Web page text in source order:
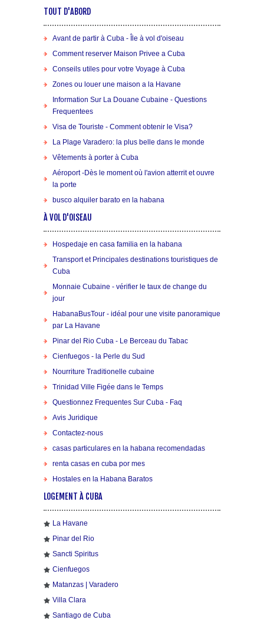
TOUT D'ABORD
Avant de partir à Cuba - Île à vol d'oiseau
Comment reserver Maison Privee a Cuba
Conseils utiles pour votre Voyage à Cuba
Zones ou louer une maison a la Havane
Information Sur La Douane Cubaine - Questions
Frequentees
Visa de Touriste - Comment obtenir le Visa?
La Plage Varadero: la plus belle dans le monde
Vêtements à porter à Cuba
Aéroport -Dès le moment où l'avion atterrit et ouvre
la porte
busco alquiler barato en la habana
À VOL D'OISEAU
Hospedaje en casa familia en la habana
Transport et Principales destinations touristiques de
Cuba
Monnaie Cubaine - vérifier le taux de change du
jour
HabanaBusTour - idéal pour une visite panoramique
par La Havane
Pinar del Rio Cuba - Le Berceau du Tabac
Cienfuegos - la Perle du Sud
Nourriture Traditionelle cubaine
Trinidad Ville Figée dans le Temps
Questionnez Frequentes Sur Cuba - Faq
Avis Juridique
Contactez-nous
casas particulares en la habana recomendadas
renta casas en cuba por mes
Hostales en la Habana Baratos
LOGEMENT À CUBA
La Havane
Pinar del Rio
Sancti Spiritus
Cienfuegos
Matanzas | Varadero
Villa Clara
Santiago de Cuba